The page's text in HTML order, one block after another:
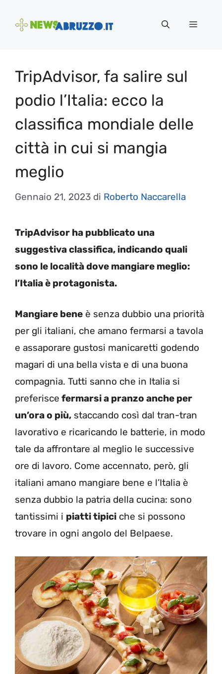
Menu
TripAdvisor, fa salire sul
podio l’Italia: ecco la
classifica mondiale delle
città in cui si mangia
meglio
Gennaio 21, 2023 di Roberto Naccarella
TripAdvisor ha pubblicato una
suggestiva classifica, indicando quali
sono le località dove mangiare meglio:
l’Italia è protagonista.
Mangiare bene è senza dubbio una priorità
per gli italiani, che amano fermarsi a tavola
e assaporare gustosi manicaretti godendo
magari di una bella vista e di una buona
compagnia. Tutti sanno che in Italia si
preferisce fermarsi a pranzo anche per
un’ora o più, staccando così dal tran-tran
lavorativo e ricaricando le batterie, in modo
tale da affrontare al meglio le successive
ore di lavoro. Come accennato, però, gli
italiani amano mangiare bene e l’Italia è
senza dubbio la patria della cucina: sono
tantissimi i piatti tipici che si possono
trovare in ogni angolo del Belpaese.